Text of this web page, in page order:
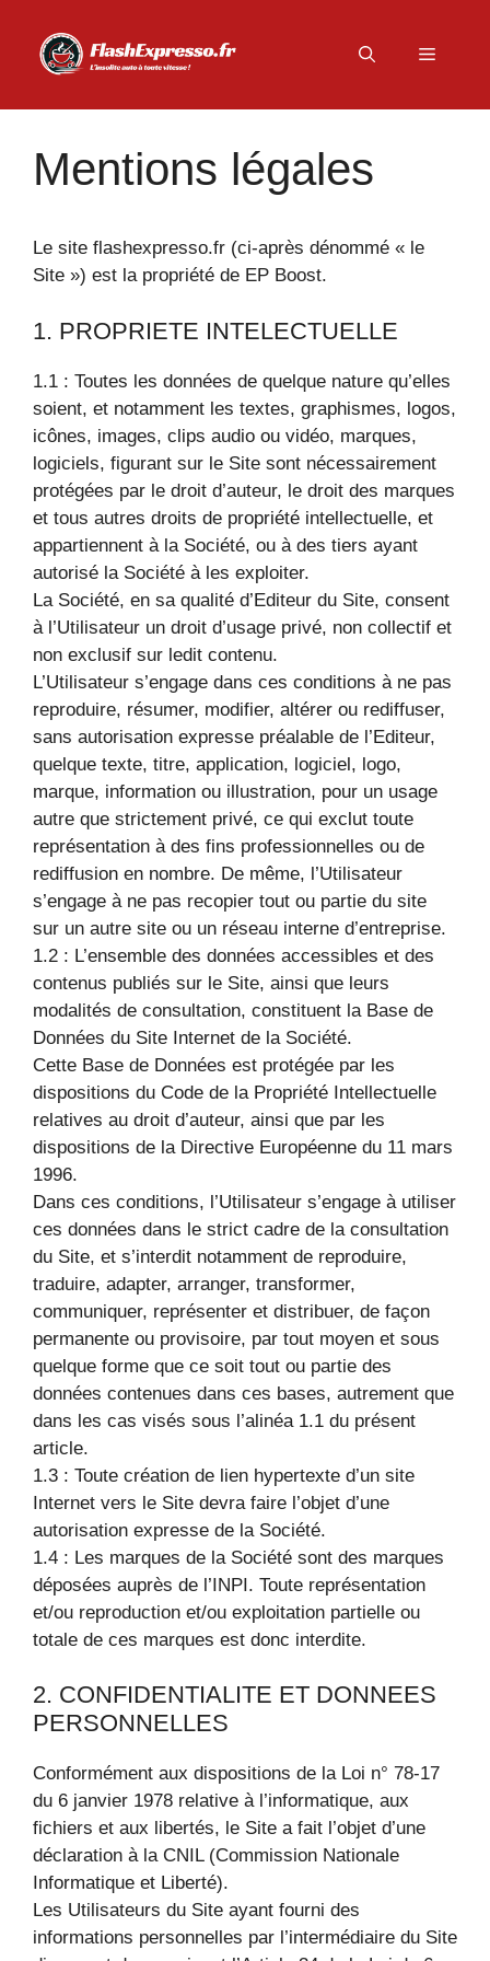
contenu
Menu
Mentions légales
Le site flashexpresso.fr (ci-après dénommé « le
Site ») est la propriété de EP Boost.
1. PROPRIETE INTELECTUELLE
1.1 : Toutes les données de quelque nature qu’elles
soient, et notamment les textes, graphismes, logos,
icônes, images, clips audio ou vidéo, marques,
logiciels, figurant sur le Site sont nécessairement
protégées par le droit d’auteur, le droit des marques
et tous autres droits de propriété intellectuelle, et
appartiennent à la Société, ou à des tiers ayant
autorisé la Société à les exploiter.
La Société, en sa qualité d’Editeur du Site, consent
à l’Utilisateur un droit d’usage privé, non collectif et
non exclusif sur ledit contenu.
L’Utilisateur s’engage dans ces conditions à ne pas
reproduire, résumer, modifier, altérer ou rediffuser,
sans autorisation expresse préalable de l’Editeur,
quelque texte, titre, application, logiciel, logo,
marque, information ou illustration, pour un usage
autre que strictement privé, ce qui exclut toute
représentation à des fins professionnelles ou de
rediffusion en nombre. De même, l’Utilisateur
s’engage à ne pas recopier tout ou partie du site
sur un autre site ou un réseau interne d’entreprise.
1.2 : L’ensemble des données accessibles et des
contenus publiés sur le Site, ainsi que leurs
modalités de consultation, constituent la Base de
Données du Site Internet de la Société.
Cette Base de Données est protégée par les
dispositions du Code de la Propriété Intellectuelle
relatives au droit d’auteur, ainsi que par les
dispositions de la Directive Européenne du 11 mars
1996.
Dans ces conditions, l’Utilisateur s’engage à utiliser
ces données dans le strict cadre de la consultation
du Site, et s’interdit notamment de reproduire,
traduire, adapter, arranger, transformer,
communiquer, représenter et distribuer, de façon
permanente ou provisoire, par tout moyen et sous
quelque forme que ce soit tout ou partie des
données contenues dans ces bases, autrement que
dans les cas visés sous l’alinéa 1.1 du présent
article.
1.3 : Toute création de lien hypertexte d’un site
Internet vers le Site devra faire l’objet d’une
autorisation expresse de la Société.
1.4 : Les marques de la Société sont des marques
déposées auprès de l’INPI. Toute représentation
et/ou reproduction et/ou exploitation partielle ou
totale de ces marques est donc interdite.
2. CONFIDENTIALITE ET DONNEES
PERSONNELLES
Conformément aux dispositions de la Loi n° 78-17
du 6 janvier 1978 relative à l’informatique, aux
fichiers et aux libertés, le Site a fait l’objet d’une
déclaration à la CNIL (Commission Nationale
Informatique et Liberté).
Les Utilisateurs du Site ayant fourni des
informations personnelles par l’intermédiaire du Site